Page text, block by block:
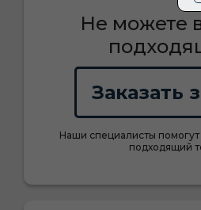
Не можете
Заказать
Наши специалисты
подходящий